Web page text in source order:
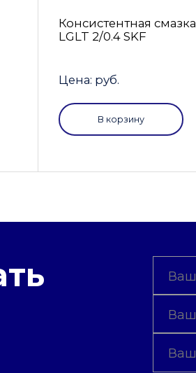
Консистентная смазка
LGLT 2/0.4 SKF
Цена: руб.
В корзину